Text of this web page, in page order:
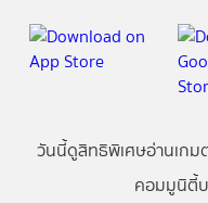
วันนี้ดูสิทธิพิเศษอ่านเกม
คอมมูนิตี้